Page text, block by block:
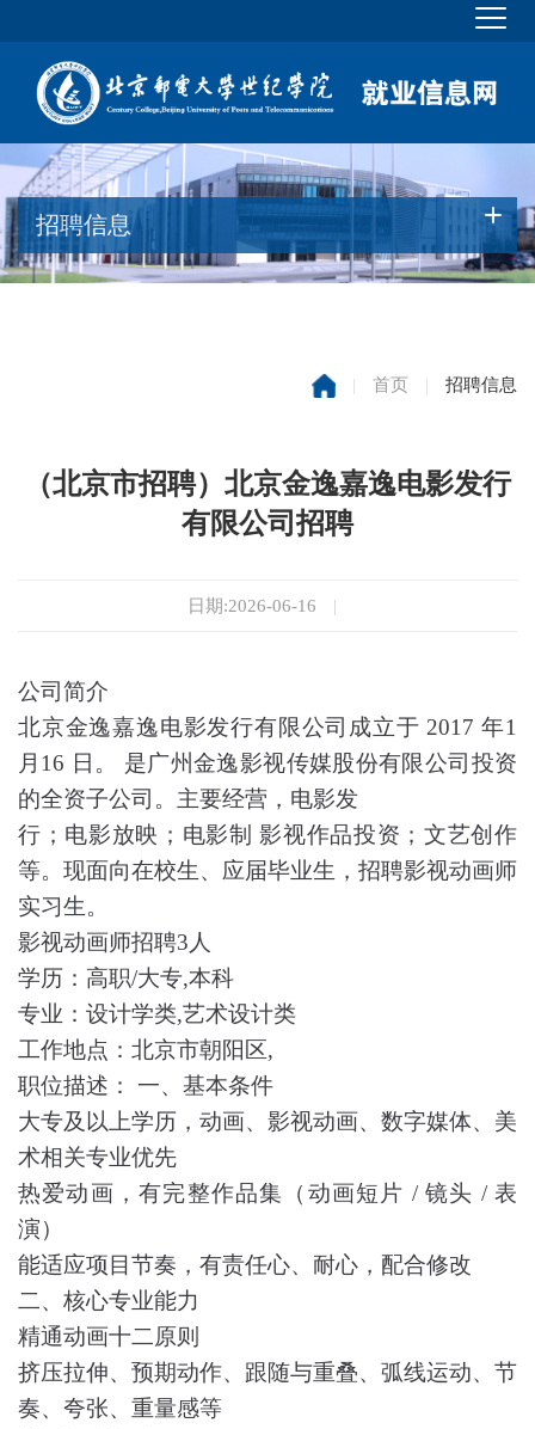
招聘信息
| 首页 | 招聘信息
（北京市招聘）北京金逸嘉逸电影发行
有限公司招聘
日期:2026-06-16 |
公司简介
北京金逸嘉逸电影发行有限公司成立于 2017 年1
月16 日。 是广州金逸影视传媒股份有限公司投资
的全资子公司。主要经营，电影发
行；电影放映；电影制 影视作品投资；文艺创作
等。现面向在校生、应届毕业生，招聘影视动画师
实习生。
影视动画师招聘3人
学历：高职/大专,本科
专业：设计学类,艺术设计类
工作地点：北京市朝阳区,
职位描述： 一、基本条件
大专及以上学历，动画、影视动画、数字媒体、美
术相关专业优先
热爱动画，有完整作品集（动画短片 / 镜头 / 表
演）
能适应项目节奏，有责任心、耐心，配合修改
二、核心专业能力
精通动画十二原则
挤压拉伸、预期动作、跟随与重叠、弧线运动、节
奏、夸张、重量感等